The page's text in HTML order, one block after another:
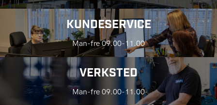
KUNDESERVICE
Man-fre 09.00-11.00
VERKSTED
Man-fre 09.00-11.00